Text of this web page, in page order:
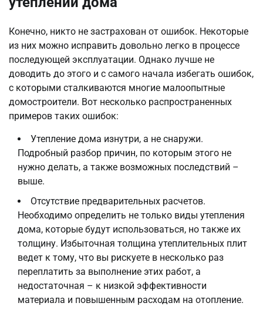
Конечно, никто не застрахован от ошибок. Некоторые
из них можно исправить довольно легко в процессе
последующей эксплуатации. Однако лучше не
доводить до этого и с самого начала избегать ошибок,
с которыми сталкиваются многие малоопытные
домостроители. Вот несколько распространенных
примеров таких ошибок:
Утепление дома изнутри, а не снаружи.
Подробный разбор причин, по которым этого не
нужно делать, а также возможных последствий –
выше.
Отсутствие предварительных расчетов.
Необходимо определить не только виды утепления
дома, которые будут использоваться, но также их
толщину. Избыточная толщина утеплительных плит
ведет к тому, что вы рискуете в несколько раз
переплатить за выполнение этих работ, а
недостаточная – к низкой эффективности
материала и повышенным расходам на отопление.